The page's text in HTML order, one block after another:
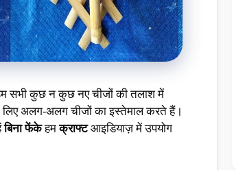
सभी कुछ न कुछ नए चीजों की तलाश में
अलग-अलग चीजों का इस्तेमाल करते हैं।
बिना फेंकेहमक्राफ्टआइडियाज़ में उपयोग